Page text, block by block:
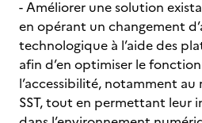
- Améliorer une solution
en opérant un changement
technologique à l’aide des
afin d’en optimiser le
l’accessibilité, notamment au
SST, tout en permettant leur